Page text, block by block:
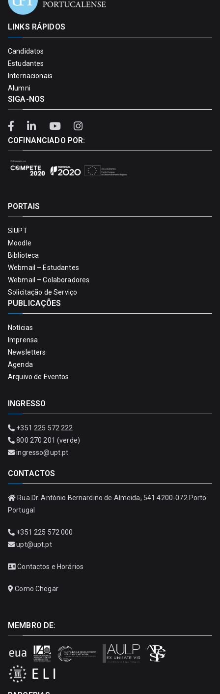
LINKS RÁPIDOS
Candidatos
Estudantes
Internacionais
Alumni
SIGA-NOS
COFINANCIADO POR:
PORTAIS
SIUPT
Moodle
Biblioteca
Webmail – Estudantes
Webmail – Colaboradores
Solicitação de Serviço
PUBLICAÇÕES
Notícias
Imprensa
Newsletters
Agenda
Arquivo de Eventos
INGRESSO
+351 225 572 222
800 270 201 (verde)
ingresso@upt.pt
CONTACTOS
Rua Dr. António Bernardino de Almeida, 541 4200-072 Porto
Portugal
+351 225 572 000
upt@upt.pt
Contactos e Horários
Como Chegar
MEMBRO DE: